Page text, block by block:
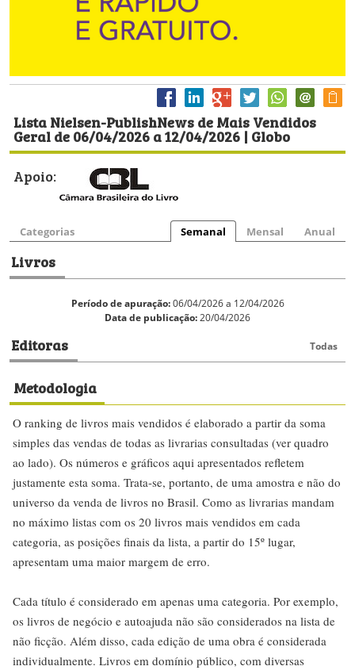
Lista Nielsen-PublishNews de Mais Vendidos
Geral de 06/04/2026 a 12/04/2026 | Globo
Apoio:
Categorias Semanal Mensal Anual
Livros
Período de apuração:06/04/2026 a 12/04/2026
Data de publicação:20/04/2026
Editoras Todas
Metodologia
O ranking de livros mais vendidos é elaborado a partir da soma
simples das vendas de todas as livrarias consultadas (ver quadro
ao lado). Os números e gráficos aqui apresentados refletem
justamente esta soma. Trata-se, portanto, de uma amostra e não do
universo da venda de livros no Brasil. Como as livrarias mandam
no máximo listas com os 20 livros mais vendidos em cada
categoria, as posições finais da lista, a partir do 15º lugar,
apresentam uma maior margem de erro.
Cada título é considerado em apenas uma categoria. Por exemplo,
os livros de negócio e autoajuda não são considerados na lista de
não ficção. Além disso, cada edição de uma obra é considerada
individualmente. Livros em domínio público, com diversas